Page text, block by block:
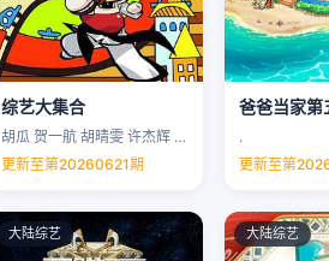
综艺大集合
胡瓜 贺一航 胡晴雯 许杰辉 …
更新至第20260621期
爸爸当家第
.
更新至第
大陆综艺 大陆综艺